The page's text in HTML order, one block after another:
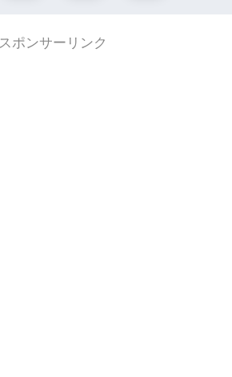
スポンサーリンク